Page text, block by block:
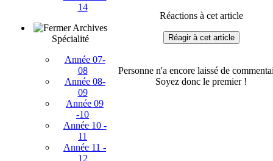
14
Archives
Spécialité
Année 07-
08
Année 08-
09
Année 09
-10
Année 10 -
11
Année 11 -
12
Réactions à cet article
Réagir à cet article
Personne n'a encore laissé de
Soyez donc le premier !